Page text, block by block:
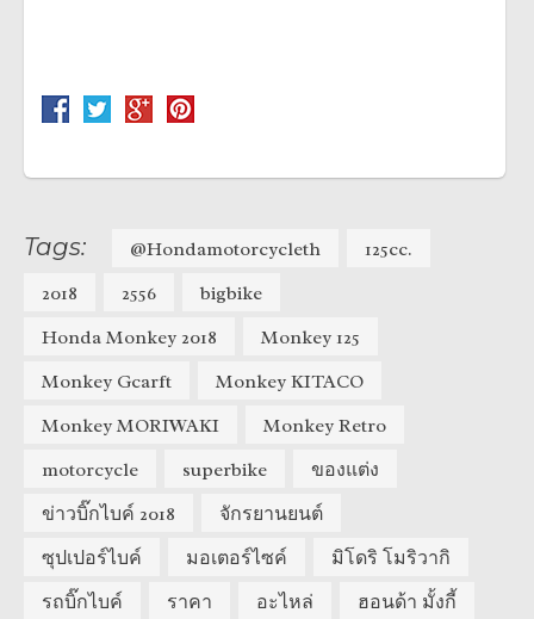
Tags: @Hondamotorcycleth
125cc.
2018
2556
bigbike
Honda Monkey 2018
Monkey 125
Monkey Gcarft
Monkey KITACO
Monkey MORIWAKI
Monkey Retro
motorcycle
superbike
ของแต่ง
ข่าวบิ๊กไบค์ 2018
จักรยานยนต์
ซุปเปอร์ไบค์
มอเตอร์ไซค์
มิโดริ โมริวากิ
รถบิ๊กไบค์
ราคา อะไหล่ ฮอนด้า มั้งกี้